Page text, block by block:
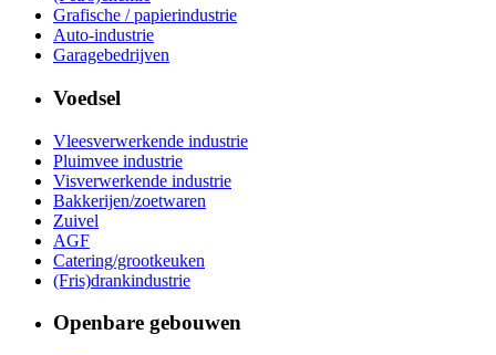
Grafische / papierindustrie
Auto-industrie
Garagebedrijven
Voedsel
Vleesverwerkende industrie
Pluimvee industrie
Visverwerkende industrie
Bakkerijen/zoetwaren
Zuivel
AGF
Catering/grootkeuken
(Fris)drankindustrie
Openbare gebouwen